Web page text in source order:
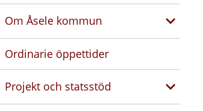
Om Åsele kommun
Ordinarie öppettider
Projekt och statsstöd